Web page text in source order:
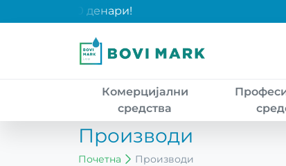
над 2000 денари!
Комерцијални
средства
Производи
Почетна Производи